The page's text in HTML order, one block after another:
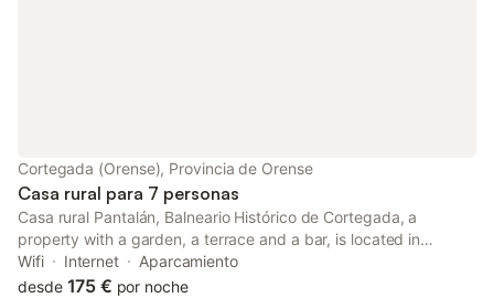
Cortegada (Orense), Provincia de Orense
Casa rural para 7 personas
Casa rural Pantalán, Balneario Histórico de Cortegada, a
property with a garden, a terrace and a bar, is located in
Cortegada, 34 km from Nossa Senhora da Peneda Sanctuary,
37 km from Pazo da Touza Golf, as well as 43 km from
Wifi Internet
Aparcamiento
desde 175 € por noche